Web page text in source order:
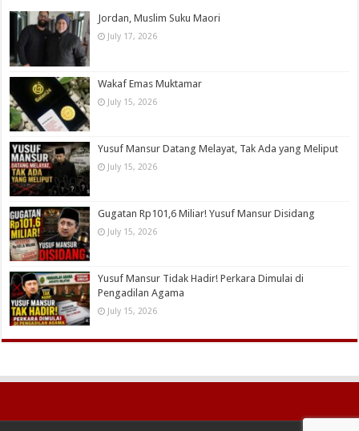
Jordan, Muslim Suku Maori
July 17, 2026
Wakaf Emas Muktamar
July 15, 2026
Yusuf Mansur Datang Melayat, Tak Ada yang Meliput
July 15, 2026
Gugatan Rp101,6 Miliar! Yusuf Mansur Disidang
July 15, 2026
Yusuf Mansur Tidak Hadir! Perkara Dimulai di
Pengadilan Agama
July 15, 2026